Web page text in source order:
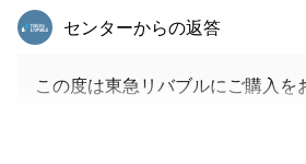
東急リバブル
センターからの返答
この度は東急リバブルにご購入を